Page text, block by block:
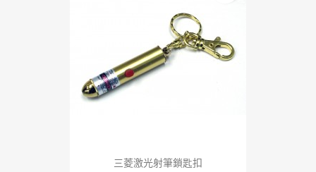
三菱激光射筆鎖匙扣